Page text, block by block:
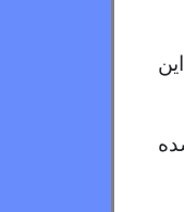
تدوین شده